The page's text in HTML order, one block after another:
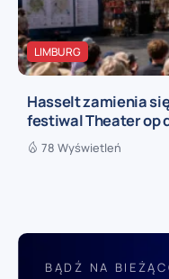
LIMBURG
Hasselt zamienia
festiwal Theater op
78 Wyświetleń
BĄDŹ NA